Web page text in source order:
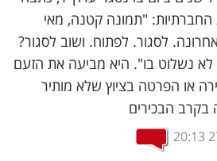
החברתיות: "תמונה קטנה, מאי
לסגור. לפתוח. ושוב לסגור?
לא נשלוט בו". היא מביעה את הזעם
או הפרטה בציוץ שלא מותיר
הבכירים
20:13